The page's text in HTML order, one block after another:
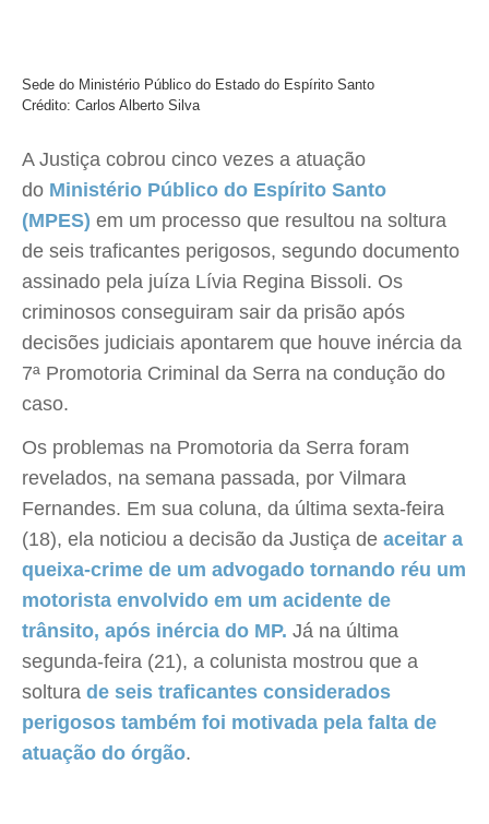
Sede do Ministério Público do Estado do Espírito Santo
Crédito: Carlos Alberto Silva
A Justiça cobrou cinco vezes a atuação
do Ministério Público do Espírito Santo
(MPES) em um processo que resultou na soltura
de seis traficantes perigosos, segundo documento
assinado pela juíza Lívia Regina Bissoli. Os
criminosos conseguiram sair da prisão após
decisões judiciais apontarem que houve inércia da
7ª Promotoria Criminal da Serra na condução do
caso.
Os problemas na Promotoria da Serra foram
revelados, na semana passada, por Vilmara
Fernandes. Em sua coluna, da última sexta-feira
(18), ela noticiou a decisão da Justiça de aceitar a
queixa-crime de um advogado tornando réu um
motorista envolvido em um acidente de
trânsito, após inércia do MP. Já na última
segunda-feira (21), a colunista mostrou que a
soltura de seis traficantes considerados
perigosos também foi motivada pela falta de
atuação do órgão.